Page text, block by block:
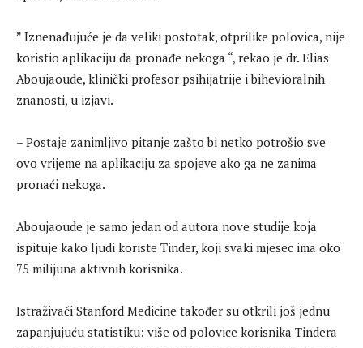
” Iznenađujuće je da veliki postotak, otprilike polovica, nije
koristio aplikaciju da pronađe nekoga “, rekao je dr. Elias
Aboujaoude, klinički profesor psihijatrije i bihevioralnih
znanosti, u izjavi.
– Postaje zanimljivo pitanje zašto bi netko potrošio sve
ovo vrijeme na aplikaciju za spojeve ako ga ne zanima
pronaći nekoga.
Aboujaoude je samo jedan od autora nove studije koja
ispituje kako ljudi koriste Tinder, koji svaki mjesec ima oko
75 milijuna aktivnih korisnika.
Istraživači Stanford Medicine također su otkrili još jednu
zapanjujuću statistiku: više od polovice korisnika Tindera